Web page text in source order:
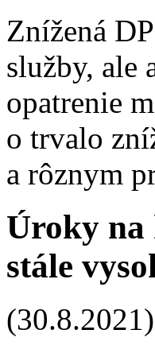
Znížená
služby, ale
opatrenie
o trvalo
a rôznym
Úroky na
stále
(30.8.2021)